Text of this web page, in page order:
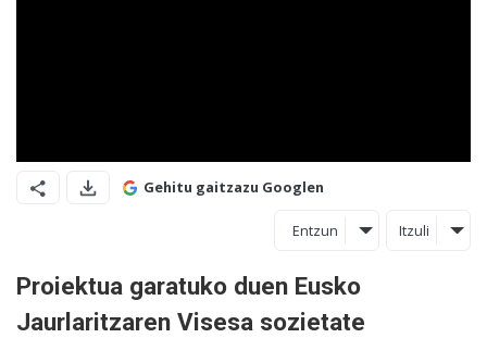
Gehitu gaitzazu Googlen
Entzun Itzuli
Proiektua garatuko duen Eusko
Jaurlaritzaren Visesa sozietate